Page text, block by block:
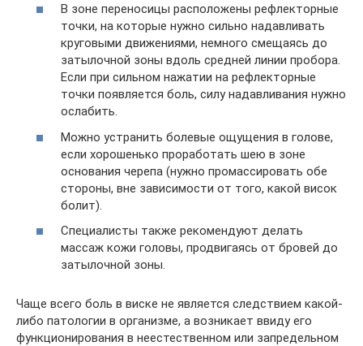
В зоне переносицы расположены рефлекторные
точки, на которые нужно сильно надавливать
круговыми движениями, немного смещаясь до
затылочной зоны вдоль средней линии пробора.
Если при сильном нажатии на рефлекторные
точки появляется боль, силу надавливания нужно
ослабить.
Можно устранить болевые ощущения в голове,
если хорошенько проработать шею в зоне
основания черепа (нужно промассировать обе
стороны, вне зависимости от того, какой висок
болит).
Специалисты также рекомендуют делать
массаж кожи головы, продвигаясь от бровей до
затылочной зоны.
Чаще всего боль в виске не является следствием какой-
либо патологии в организме, а возникает ввиду его
функционирования в неестественном или запредельном